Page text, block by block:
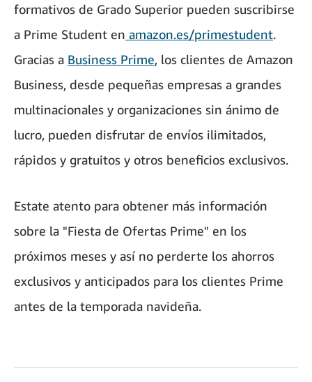
formativos de Grado Superior pueden suscribirse
a Prime Student en amazon.es/primestudent.
Gracias a Business Prime, los clientes de Amazon
Business, desde pequeñas empresas a grandes
multinacionales y organizaciones sin ánimo de
lucro, pueden disfrutar de envíos ilimitados,
rápidos y gratuitos y otros beneficios exclusivos.
Estate atento para obtener más información
sobre la "Fiesta de Ofertas Prime" en los
próximos meses y así no perderte los ahorros
exclusivos y anticipados para los clientes Prime
antes de la temporada navideña.